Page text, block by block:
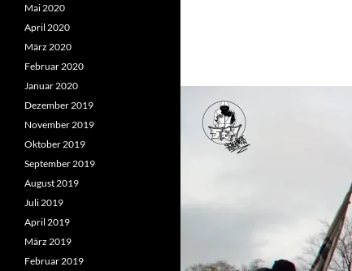
Mai 2020
April 2020
März 2020
Februar 2020
Januar 2020
Dezember 2019
November 2019
Oktober 2019
September 2019
August 2019
Juli 2019
April 2019
März 2019
Februar 2019